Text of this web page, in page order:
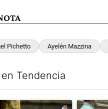
Pichetto Ayelén Mazzina
Tendencia
de tendencia con el título "La
Un